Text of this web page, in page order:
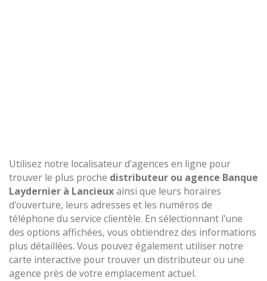
Utilisez notre localisateur d'agences en ligne pour
trouver le plus proche distributeur ou agence Banque
Laydernier à Lancieuxainsi que leurs horaires
d'ouverture, leurs adresses et les numéros de
téléphone du service clientèle. En sélectionnant l'une
des options affichées, vous obtiendrez des informations
plus détaillées. Vous pouvez également utiliser notre
carte interactive pour trouver un distributeur ou une
agence près de votre emplacement actuel.